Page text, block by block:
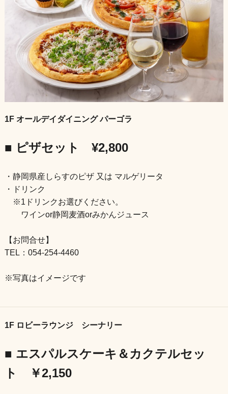
1F オールデイダイニング パーゴラ
■ ピザセット ¥2,800
・静岡県産しらすのピザ 又は マルゲリータ
・ドリンク
※1ドリンクお選びください。
ワインor静岡麦酒orみかんジュース
【お問合せ】
TEL：054-254-4460
※写真はイメージです
1F ロビーラウンジ シーナリー
■ エスパルスケーキ＆カクテルセッ
ト ￥2,150